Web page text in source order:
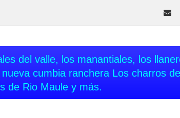
del valle, los manantiales, los
cumbia ranchera Los charros de
de Rio Maule y más.